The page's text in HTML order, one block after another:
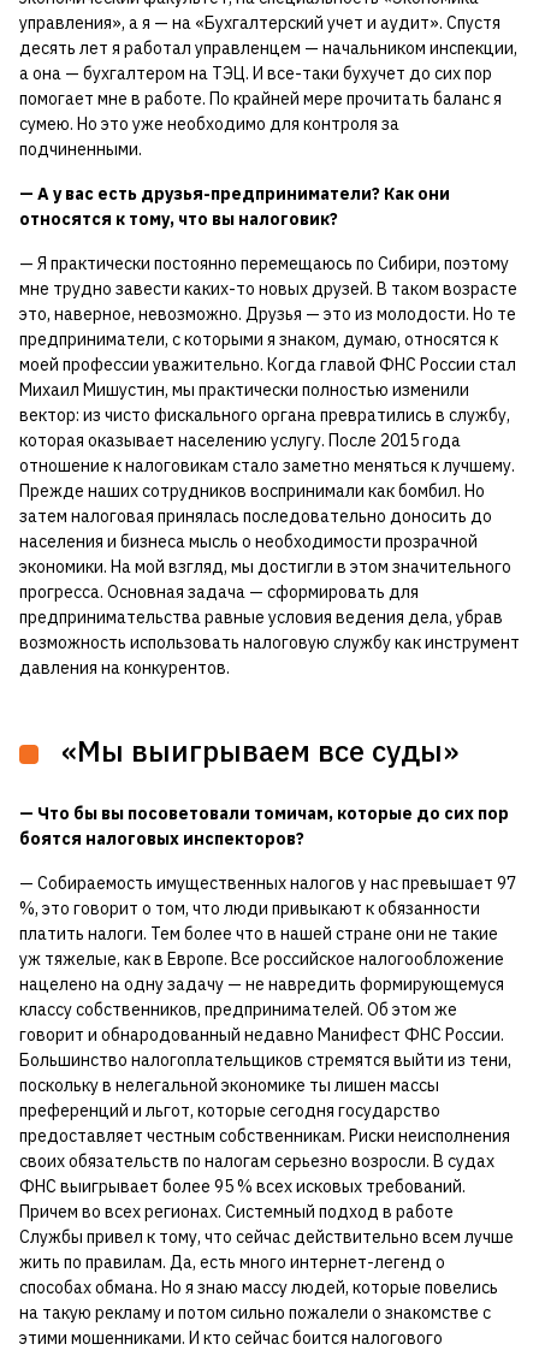
управления», а я — на «Бухгалтерский учет и аудит». Спустя
десять лет я работал управленцем — начальником инспекции,
а она — бухгалтером на ТЭЦ. И все-таки бухучет до сих пор
помогает мне в работе. По крайней мере прочитать баланс я
сумею. Но это уже необходимо для контроля за
подчиненными.
— А у вас есть друзья-предприниматели? Как они
относятся к тому, что вы налоговик?
— Я практически постоянно перемещаюсь по Сибири, поэтому
мне трудно завести каких-то новых друзей. В таком возрасте
это, наверное, невозможно. Друзья — это из молодости. Но те
предприниматели, с которыми я знаком, думаю, относятся к
моей профессии уважительно. Когда главой ФНС России стал
Михаил Мишустин, мы практически полностью изменили
вектор: из чисто фискального органа превратились в службу,
которая оказывает населению услугу. После 2015 года
отношение к налоговикам стало заметно меняться к лучшему.
Прежде наших сотрудников воспринимали как бомбил. Но
затем налоговая принялась последовательно доносить до
населения и бизнеса мысль о необходимости прозрачной
экономики. На мой взгляд, мы достигли в этом значительного
прогресса. Основная задача — сформировать для
предпринимательства равные условия ведения дела, убрав
возможность использовать налоговую службу как инструмент
давления на конкурентов.
«Мы выигрываем все суды»
— Что бы вы посоветовали томичам, которые до сих пор
боятся налоговых инспекторов?
— Собираемость имущественных налогов у нас превышает 97
%, это говорит о том, что люди привыкают к обязанности
платить налоги. Тем более что в нашей стране они не такие
уж тяжелые, как в Европе. Все российское налогообложение
нацелено на одну задачу — не навредить формирующемуся
классу собственников, предпринимателей. Об этом же
говорит и обнародованный недавно Манифест ФНС России.
Большинство налогоплательщиков стремятся выйти из тени,
поскольку в нелегальной экономике ты лишен массы
преференций и льгот, которые сегодня государство
предоставляет честным собственникам. Риски неисполнения
своих обязательств по налогам серьезно возросли. В судах
ФНС выигрывает более 95 % всех исковых требований.
Причем во всех регионах. Системный подход в работе
Службы привел к тому, что сейчас действительно всем лучше
жить по правилам. Да, есть много интернет-легенд о
способах обмана. Но я знаю массу людей, которые повелись
на такую рекламу и потом сильно пожалели о знакомстве с
этими мошенниками. И кто сейчас боится налогового